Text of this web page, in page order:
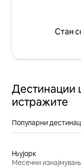
Стан
Дестинации
истражите
Популарни
Њујорк
Месечни